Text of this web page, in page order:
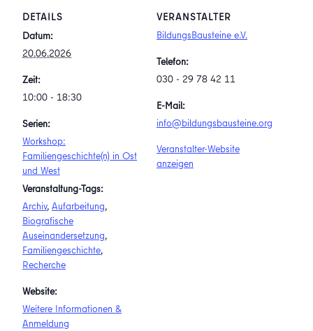
DETAILS
Datum:
20.06.2026
Zeit:
10:00 - 18:30
Serien:
Workshop:
Familiengeschichte(n) in Ost
und West
Veranstaltung-Tags:
Archiv, Aufarbeitung,
Biografische
Auseinandersetzung,
Familiengeschichte,
Recherche
Website:
Weitere Informationen &
Anmeldung
VERANSTALTER
BildungsBausteine e.V.
Telefon:
030 ‐ 29 78 42 11
E-Mail:
info@bildungsbausteine.org
Veranstalter-Website
anzeigen